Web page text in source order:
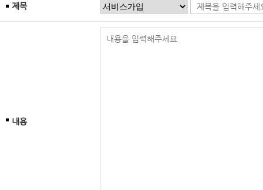
제목
내용